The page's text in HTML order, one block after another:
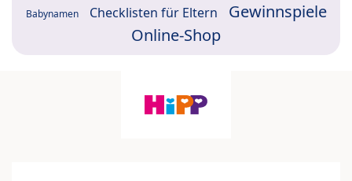
Babynamen Checklisten für Eltern
Gewinnspiele
Online-Shop